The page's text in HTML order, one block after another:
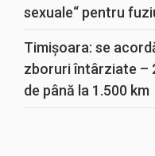
sexuale“ pentru
Timișoara: se
zboruri întârziate –
de până la 1.500 km